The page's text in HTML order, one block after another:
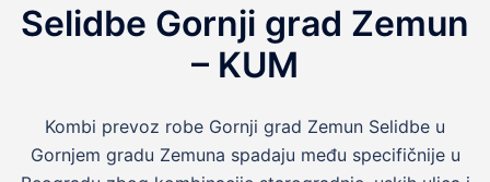
Selidbe Gornji grad Zemun
– KUM
Kombi prevoz robe Gornji grad Zemun Selidbe u
Gornjem gradu Zemuna spadaju među specifičnije u